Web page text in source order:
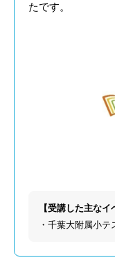
たです。
【受講した主なイ
・千葉大附属小テ